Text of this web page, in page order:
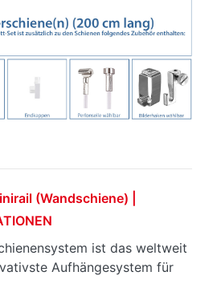
(Wandschiene) |
ist das weltweit
Aufhängesystem für